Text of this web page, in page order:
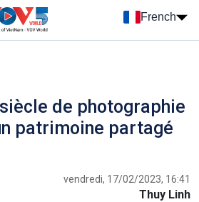
French
siècle de photographie
patrimoine partagé
vendredi, 17/02/2023, 16:41
Thuy Linh